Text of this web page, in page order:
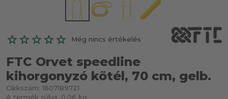
Még nincs értékelés
FTC Orvet speedline
kihorgonyzó kötél, 70 cm, gelb.
Cikkszám: 1607189721
A termék súlya: 0,06 kg